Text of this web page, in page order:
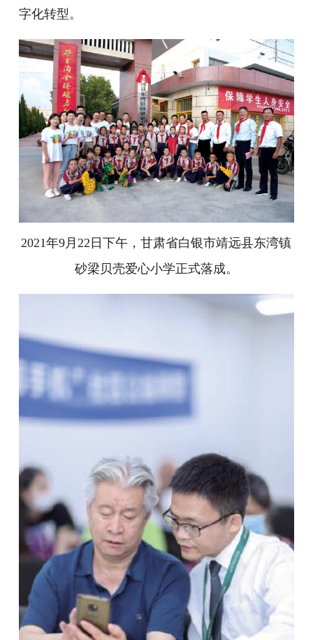
字化转型。
2021年9月22日下午，甘肃省白银市靖远县东湾镇
砂梁贝壳爱心小学正式落成。